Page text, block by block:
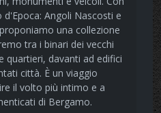
Angoli Nascosti e
una collezione
tra i binari dei vecchi
quartieri, davanti ad edifici
città. È un viaggio
il volto più intimo e a
di Bergamo.